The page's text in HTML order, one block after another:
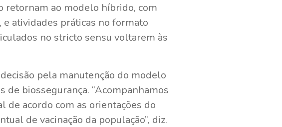
retornam ao modelo híbrido, com
atividades práticas no formato
no stricto sensu voltarem às
pela manutenção do modelo
biossegurança. “Acompanhamos
de acordo com as orientações do
de vacinação da população”, diz.